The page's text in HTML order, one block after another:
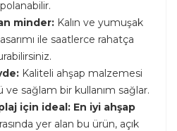
minder:Kalın ve yumuşak
ile saatlerce rahatça
Kaliteli ahşap malzemesi
sağlam bir kullanım sağlar.
için ideal: En iyi ahşap
yer alan bu ürün, açık